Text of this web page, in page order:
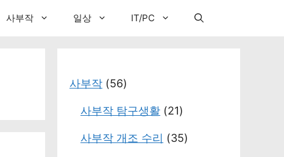
사부작 일상 IT/PC
사부작 (56)
사부작 탐구생활 (21)
사부작 개조 수리 (35)